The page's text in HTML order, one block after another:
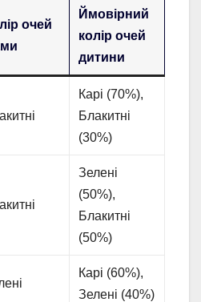
очей
Ймовірний
колір очей
дитини
Карі (70%),
Блакитні
(30%)
Зелені
(50%),
Блакитні
(50%)
Карі (60%),
Зелені (40%)